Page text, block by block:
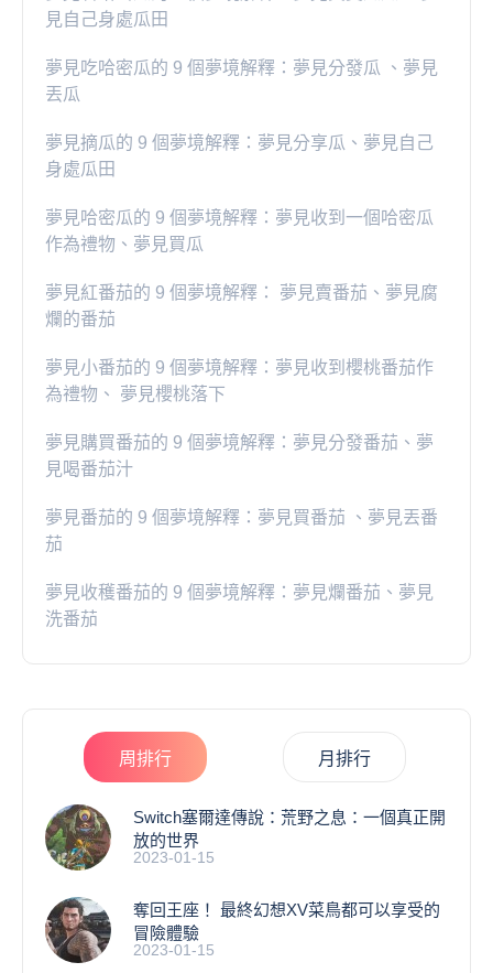
見自己身處瓜田
夢見吃哈密瓜的 9 個夢境解釋：夢見分發瓜 、夢見
丟瓜
夢見摘瓜的 9 個夢境解釋：夢見分享瓜、夢見自己
身處瓜田
夢見哈密瓜的 9 個夢境解釋：夢見收到一個哈密瓜
作為禮物、夢見買瓜
夢見紅番茄的 9 個夢境解釋： 夢見賣番茄、夢見腐
爛的番茄
​夢見小番茄的 9 個夢境解釋：夢見收到櫻桃番茄作
為禮物、 夢見櫻桃落下
夢見購買番茄的 9 個夢境解釋：夢見分發番茄、夢
見喝番茄汁
夢見番茄的 9 個夢境解釋：夢見買番茄 、夢見丟番
茄
夢見收穫番茄的 9 個夢境解釋：夢見爛番茄、夢見
洗番茄
周排行 月排行
Switch塞爾達傳說：荒野之息：一個真正開
放的世界
2023-01-15
奪回王座！ 最終幻想XV菜鳥都可以享受的
冒險體驗
2023-01-15